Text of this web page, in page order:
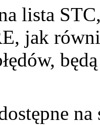
lista
jak